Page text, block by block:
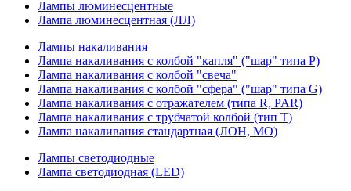
Лампы люминесцентные
Лампа люминесцентная (ЛЛ)
Лампы накаливания
Лампа накаливания с колбой "капля" ("шар" типа P)
Лампа накаливания с колбой "свеча"
Лампа накаливания с колбой "сфера" ("шар" типа G)
Лампа накаливания с отражателем (типа R, PAR)
Лампа накаливания с трубчатой колбой (тип T)
Лампа накаливания стандартная (ЛОН, МО)
Лампы светодиодные
Лампа светодиодная (LED)